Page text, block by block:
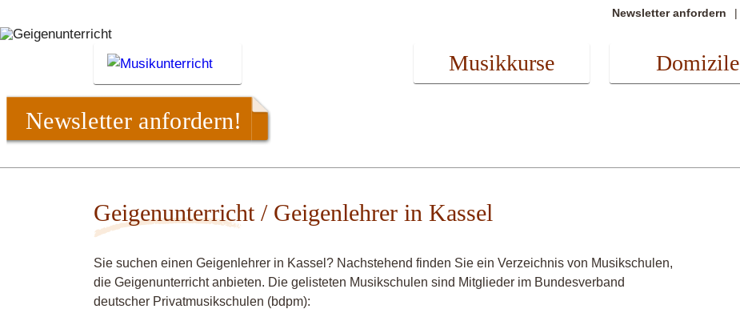
Newsletter anfordern
Musikkurse Domizile
Newsletter anfordern!
Geigenunterricht / Geigenlehrer in Kassel
Sie suchen einen Geigenlehrer in Kassel? Nachstehend finden Sie ein Verzeichnis von Musikschulen,
die Geigenunterricht anbieten. Die gelisteten Musikschulen sind Mitglieder im Bundesverband
deutscher Privatmusikschulen (bdpm):